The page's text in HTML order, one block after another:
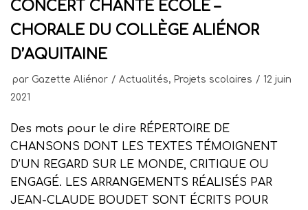
CONCERT CHANTE ECOLE –
CHORALE DU COLLÈGE ALIÉNOR
D’AQUITAINE
par Gazette Aliénor Actualités, Projets scolaires
12 juin
2021
Des mots pour le dire RÉPERTOIRE DE
CHANSONS DONT LES TEXTES TÉMOIGNENT
D’UN REGARD SUR LE MONDE, CRITIQUE OU
ENGAGÉ. LES ARRANGEMENTS RÉALISÉS PAR
JEAN-CLAUDE BOUDET SONT ÉCRITS POUR